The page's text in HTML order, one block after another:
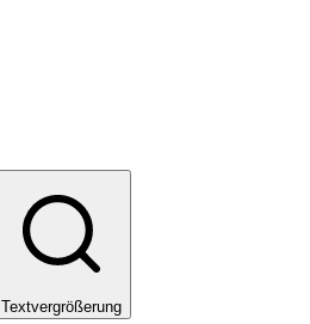
Textvergrößerung